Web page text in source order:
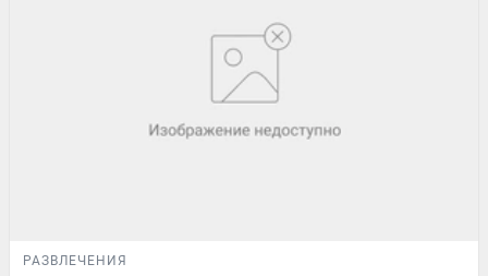
РАЗВЛЕЧЕНИЯ